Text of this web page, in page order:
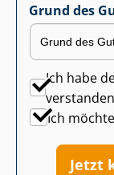
Grund des
Ich habe
Ich
Jetzt